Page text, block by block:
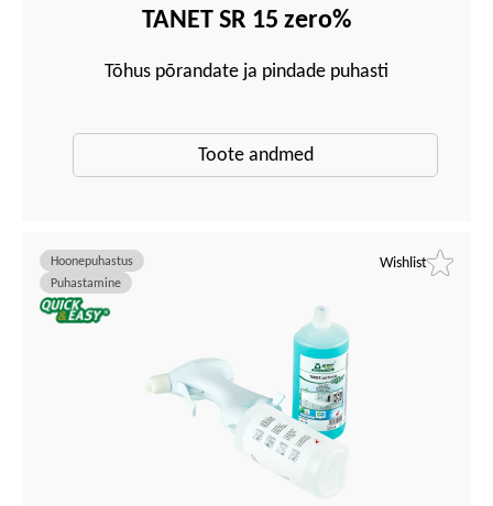
TANET SR 15 zero%
Tõhus põrandate ja pindade puhasti
Toote andmed
Wishlist
Hoonepuhastus
Puhastamine